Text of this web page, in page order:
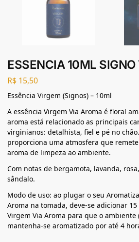
ESSENCIA 10ML SIGNO
R$ 15,50
Essência Virgem (Signos) – 10ml
A essência Virgem Via Aroma é floral
aroma está relacionado as principais
virginianos: detalhista, fiel e pé no
proporciona uma atmosfera que
aroma de limpeza ao ambiente.
Com notas de bergamota, lavanda,
sândalo.
Modo de uso: ao plugar o seu
Aroma na tomada, deve-se adicionar
Virgem Via Aroma para que o ambiente
mantenha-se aromatizado por até 4